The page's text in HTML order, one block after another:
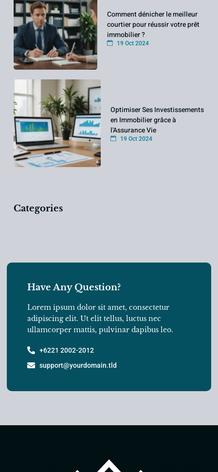
Comment dénicher le meilleur
courtier pour réussir votre prêt
immobilier ?
19 Oct 2024
Optimiser Ses Investissements
en Immobilier grâce à
l'Assurance Vie
19 Oct 2024
Categories
Have Any Question?
Lorem ipsum dolor sit amet, consectetur
adipiscing elit. Ut elit tellus, luctus nec
ullamcorper mattis, pulvinar dapibus leo.
+6221 2002-2012
support@yourdomain.tld